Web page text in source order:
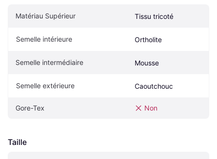
Matériau Supérieur Tissu tricoté
Semelle intérieure Ortholite
Semelle intermédiaire Mousse
Semelle extérieure Caoutchouc
Gore-Tex Non
Taille